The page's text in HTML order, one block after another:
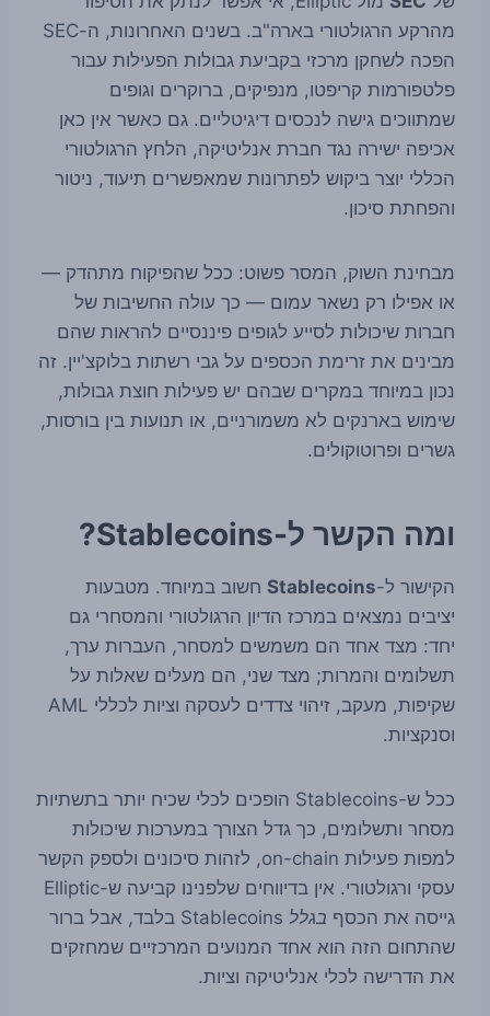
מהרקע הרגולטורי בארה"ב. בשנים האחרונות, ה-SEC
הפכה לשחקן מרכזי בקביעת גבולות הפעילות עבור
פלטפורמות קריפטו, מנפיקים, ברוקרים וגופים
שמתווכים גישה לנכסים דיגיטליים. גם כאשר אין כאן
אכיפה ישירה נגד חברת אנליטיקה, הלחץ הרגולטורי
הכללי יוצר ביקוש לפתרונות שמאפשרים תיעוד, ניטור
והפחתת סיכון.
מבחינת השוק, המסר פשוט: ככל שהפיקוח מתהדק —
או אפילו רק נשאר עמום — כך עולה החשיבות של
חברות שיכולות לסייע לגופים פיננסיים להראות שהם
מבינים את זרימת הכספים על גבי רשתות בלוקצ'יין. זה
נכון במיוחד במקרים שבהם יש פעילות חוצת גבולות,
שימוש בארנקים לא משמורניים, או תנועות בין בורסות,
גשרים ופרוטוקולים.
ומה הקשר ל-Stablecoins?
הקישור ל-Stablecoins חשוב במיוחד. מטבעות
יציבים נמצאים במרכז הדיון הרגולטורי והמסחרי גם
יחד: מצד אחד הם משמשים למסחר, העברות ערך,
תשלומים והמרות; מצד שני, הם מעלים שאלות על
שקיפות, מעקב, זיהוי צדדים לעסקה וציות לכללי AML
וסנקציות.
ככל ש-Stablecoins הופכים לכלי שכיח יותר בתשתיות
מסחר ותשלומים, כך גדל הצורך במערכות שיכולות
למפות פעילות on-chain, לזהות סיכונים ולספק הקשר
עסקי ורגולטורי. אין בדיווחים שלפנינו קביעה ש-Elliptic
גייסה את הכסף בגלל
Stablecoins בלבד, אבל ברור
שהתחום הזה הוא אחד המנועים המרכזיים שמחזקים
את הדרישה לכלי אנליטיקה וציות.